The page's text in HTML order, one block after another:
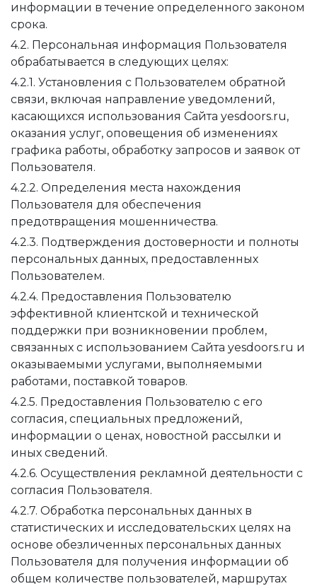
информации в течение определенного законом
срока.
4.2. Персональная информация Пользователя
обрабатывается в следующих целях:
4.2.1. Установления с Пользователем обратной
связи, включая направление уведомлений,
касающихся использования Сайта yesdoors.ru,
оказания услуг, оповещения об изменениях
графика работы, обработку запросов и заявок от
Пользователя.
4.2.2. Определения места нахождения
Пользователя для обеспечения
предотвращения мошенничества.
4.2.3. Подтверждения достоверности и полноты
персональных данных, предоставленных
Пользователем.
4.2.4. Предоставления Пользователю
эффективной клиентской и технической
поддержки при возникновении проблем,
связанных с использованием Сайта yesdoors.ru и
оказываемыми услугами, выполняемыми
работами, поставкой товаров.
4.2.5. Предоставления Пользователю с его
согласия, специальных предложений,
информации о ценах, новостной рассылки и
иных сведений.
4.2.6. Осуществления рекламной деятельности с
согласия Пользователя.
4.2.7. Обработка персональных данных в
статистических и исследовательских целях на
основе обезличенных персональных данных
Пользователя для получения информации об
общем количестве пользователей, маршрутах